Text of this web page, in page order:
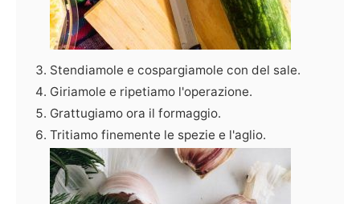
Stendiamole e cospargiamole con del sale.
Giriamole e ripetiamo l'operazione.
Grattugiamo ora il formaggio.
Tritiamo finemente le spezie e l'aglio.